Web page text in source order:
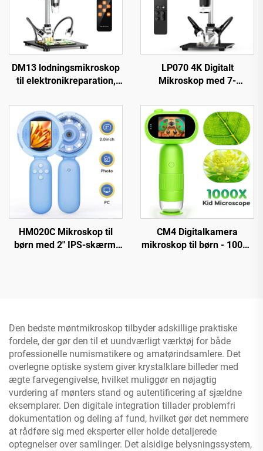
DM13 lodningsmikroskop
til elektronikreparation,
LED'er
LP070 4K Digitalt
Mikroskop med 7-
48MP HD HDMI Mikroskop
HM020C Mikroskop til
børn med 2" IPS-skærm,
CM4 Digitalkamera
mikroskop til børn - 1000X
Den bedste møntmikroskop tilbyder adskillige praktiske
fordele, der gør den til et uundværligt værktøj for både
professionelle numismatikere og amatørindsamlere. Det
overlegne optiske system giver krystalklare billeder med
ægte farvegengivelse, hvilket muliggør en nøjagtig
vurdering af mønters stand og autentificering af sjældne
eksemplarer. Den digitale integration tillader problemfri
dokumentation og deling af fund, hvilket gør det nemmere
at rådføre sig med eksperter eller holde detaljerede
optegnelser over samlinger. Det alsidige belysningssystem,